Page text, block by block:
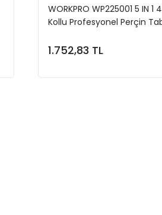
WORKPRO WP225001 5 IN
Kollu Profesyonel Perçin
1.752,83 TL